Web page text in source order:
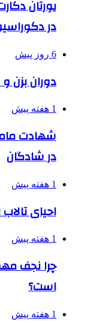
یورتان
در
6 روز پیش
دوران بزن
1 هفته پیش
شهادت
در شادگان
1 هفته پیش
احیای
1 هفته پیش
چرا نجف
است؟
1 هفته پیش